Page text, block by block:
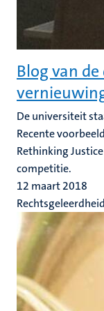
Blog van
De universiteit
Recente
Rethinking
competitie.
12 maart 2018
Rechtsgeleerdheid